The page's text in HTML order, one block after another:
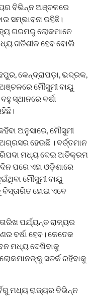
ବିଭିନ୍ନ ଅଞ୍ଚଳରେ
ସମ୍ଭାବନା ରହିଛି।
ଗରମରୁ ଲୋକମାନେ
ଗତିଶୀଳ ହେବ ବୋଲି
କେନ୍ଦ୍ରାପଡ଼ା, ଭଦ୍ରକ,
ମୌସୁମୀ ବାୟୁ
ସ୍ଥାନରେ ବର୍ଷା
ଅନୁସାରେ, ମୌସୁମୀ
ହେଉଛି । ବର୍ତ୍ତମାନ
ମଧ୍ୟ ଦେଇ ଅତିକ୍ରମ
ପରେ ଏହା ଓଡ଼ିଶାରେ
ମୌସୁମୀ ବାୟୁ
ହୋଇ ଏବେ
ପର୍ଯ୍ୟନ୍ତ ରାଜ୍ୟର
ବର୍ଷା ହେବ। କେତେକ
ମଧ୍ୟ ଦେଖିବାକୁ
ସତର୍କ ରହିବାକୁ
ମଧ୍ୟ ରାଜ୍ୟର ବିଭିନ୍ନ